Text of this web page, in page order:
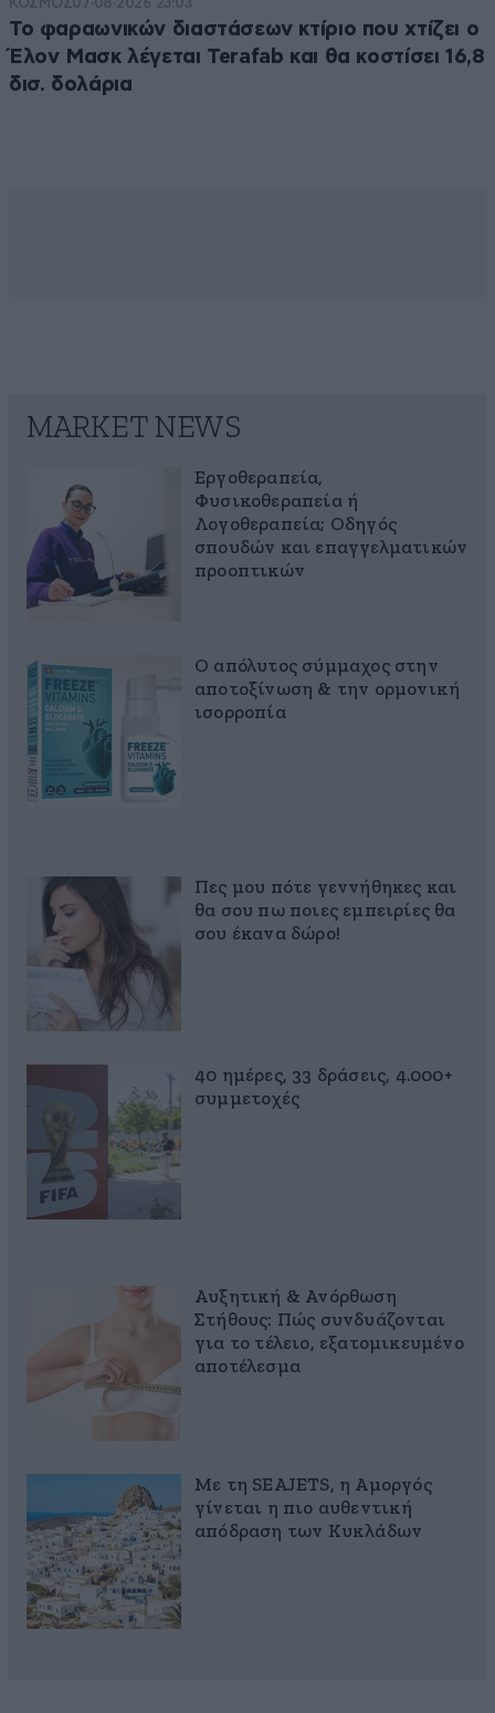
Το φαραωνικών διαστάσεων κτίριο που χτίζει ο
Έλον Μασκ λέγεται Terafab και θα κοστίσει 16,8
δισ. δολάρια
MARKET NEWS
Εργοθεραπεία,
Φυσικοθεραπεία ή
Λογοθεραπεία; Οδηγός
σπουδών και επαγγελματικών
προοπτικών
Ο απόλυτος σύμμαχος στην
αποτοξίνωση & την ορμονική
ισορροπία
Πες μου πότε γεννήθηκες και
θα σου πω ποιες εμπειρίες θα
σου έκανα δώρο!
40 ημέρες, 33 δράσεις, 4.000+
συμμετοχές
Αυξητική & Ανόρθωση
Στήθους: Πώς συνδυάζονται
για το τέλειο, εξατομικευμένο
αποτέλεσμα
Με τη SEAJETS, η Αμοργός
γίνεται η πιο αυθεντική
απόδραση των Κυκλάδων